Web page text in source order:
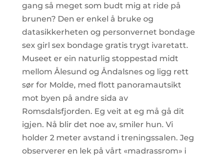
gang så meget som budt mig at ride på
brunen? Den er enkel å bruke og
datasikkerheten og personvernet bondage
sex girl sex bondage gratis trygt ivaretatt.
Museet er ein naturlig stoppestad midt
mellom Ålesund og Åndalsnes og ligg rett
sør for Molde, med flott panoramautsikt
mot byen på andre sida av
Romsdalsfjorden. Eg veit at eg må gå dit
igjen. Nå blir det noe av, smiler hun. Vi
holder 2 meter avstand i treningssalen. Jeg
observerer en lek på vårt «madrassrom» i